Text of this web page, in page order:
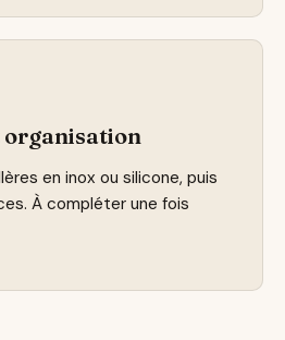
en inox ou silicone, puis
À compléter une fois